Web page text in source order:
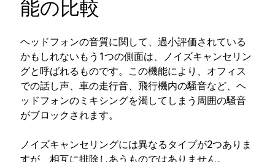
能の比較
ヘッドフォンの音質に関して、過小評価されている
かもしれないもう1つの側面は、ノイズキャンセリン
グと呼ばれるものです。この機能により、オフィス
での話し声、車の走行音、飛行機内の騒音など、ヘ
ッドフォンのミキシングを濁してしまう周囲の騒音
がブロックされます。
ノイズキャンセリングには異なるタイプが2つありま
すが、相互に排除しあうものではありません。